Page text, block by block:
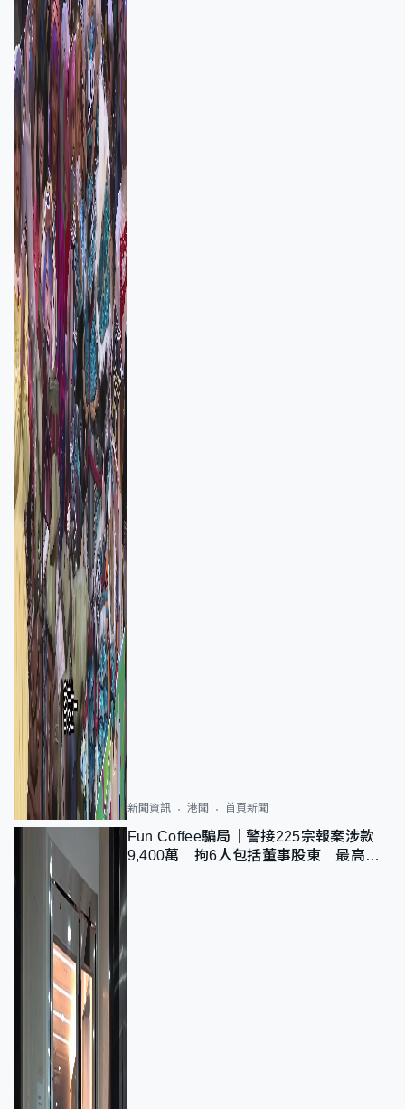
新聞資訊 港聞 首頁新聞
Fun Coffee騙局｜警接225宗報案涉款
9,400萬 拘6人包括董事股東 最高金